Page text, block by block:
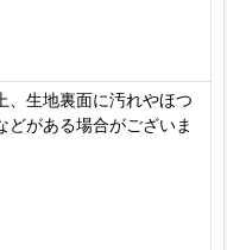
、生地裏面に汚れやほつ
どがある場合がございま